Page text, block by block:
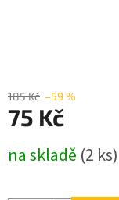
185 Kč –59 %
75 Kč
cena:
na skladě (2 ks)